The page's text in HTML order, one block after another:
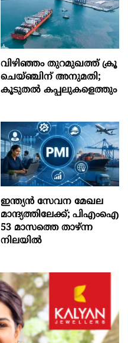
വിഴിഞ്ഞം തുറമുഖത്ത് ക്രൂ
ചെയ്ഞ്ചിന് അനുമതി;
കൂടുതൽ കപ്പലുകളെത്തും
ഇന്ത്യൻ സേവന മേഖല
മാന്ദ്യത്തിലേക്ക്; പിഎംഐ
53 മാസത്തെ താഴ്ന്ന
നിലയില്‍